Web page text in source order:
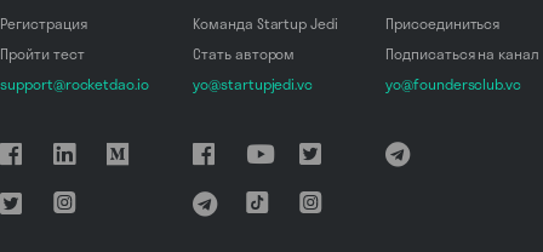
Регистрация
Пройти тест
support@rocketdao.io
Команда Startup Jedi
Стать автором
yo@startupjedi.vc
Присоединиться
Подписаться на канал
yo@foundersclub.vc